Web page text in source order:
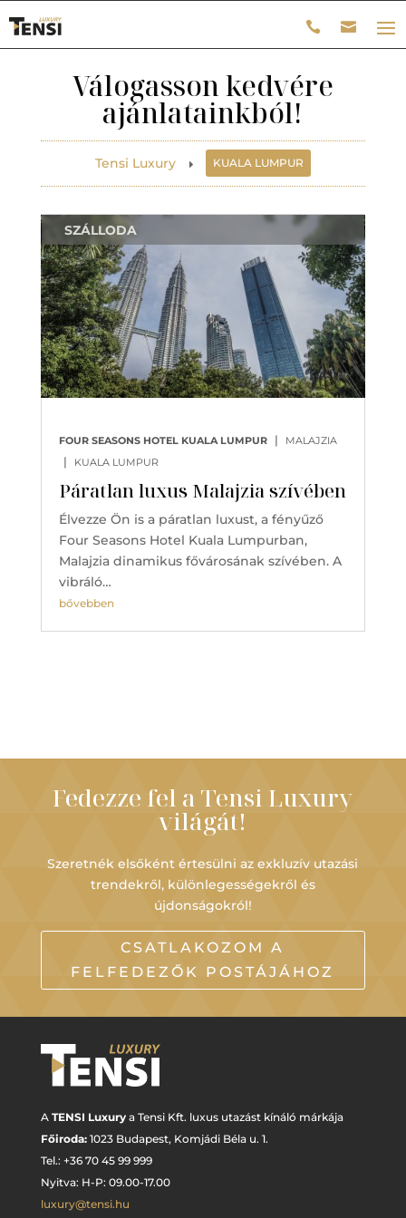
Válogasson kedvére
ajánlatainkból!
Tensi Luxury E KUALA LUMPUR
Páratlan luxus Malajzia szívében
FOUR SEASONS HOTEL KUALA LUMPUR | MALAJZIA
| KUALA LUMPUR
SZÁLLODA
Élvezze Ön is a páratlan luxust, a fényűző
Four Seasons Hotel Kuala Lumpurban,
Malajzia dinamikus fővárosának szívében. A
vibráló…
bővebben
Fedezze fel a Tensi Luxury
világát!
Szeretnék elsőként értesülni az exkluzív utazási
trendekről, különlegességekről és
újdonságokról!
CSATLAKOZOM A
FELFEDEZŐK POSTÁJÁHOZ
A TENSI Luxurya Tensi Kft. luxus utazást kínáló márkája
Főiroda: 1023 Budapest, Komjádi Béla u. 1.
Tel.: +36 70 45 99 999
Nyitva: H-P: 09.00-17.00
luxury@tensi.hu